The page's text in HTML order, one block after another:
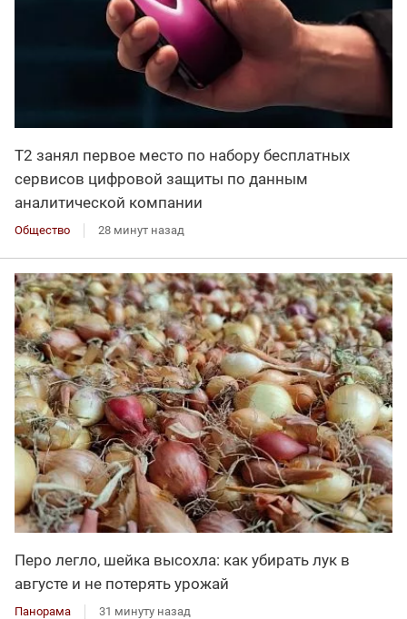
Т2 занял первое место по набору бесплатных
сервисов цифровой защиты по данным
аналитической компании
Общество 28 минут назад
Перо легло, шейка высохла: как убирать лук в
августе и не потерять урожай
Панорама 31 минуту назад